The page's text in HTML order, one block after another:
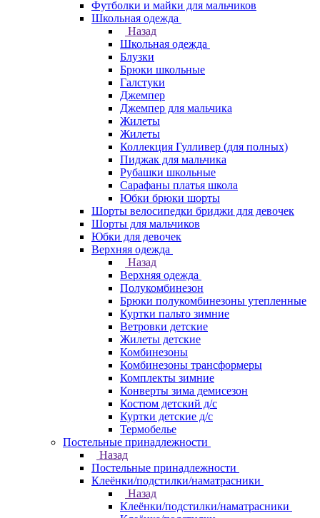
Футболки и майки для мальчиков
Школьная одежда
Назад
Школьная одежда
Блузки
Брюки школьные
Галстуки
Джемпер
Джемпер для мальчика
Жилеты
Жилеты
Коллекция Гулливер (для полных)
Пиджак для мальчика
Рубашки школьные
Сарафаны платья школа
Юбки брюки шорты
Шорты велосипедки бриджи для девочек
Шорты для мальчиков
Юбки для девочек
Верхняя одежда
Назад
Верхняя одежда
Полукомбинезон
Брюки полукомбинезоны утепленные
Куртки пальто зимние
Ветровки детские
Жилеты детские
Комбинезоны
Комбинезоны трансформеры
Комплекты зимние
Конверты зима демисезон
Костюм детский д/с
Куртки детские д/с
Термобелье
Постельные принадлежности
Назад
Постельные принадлежности
Клеёнки/подстилки/наматрасники
Назад
Клеёнки/подстилки/наматрасники